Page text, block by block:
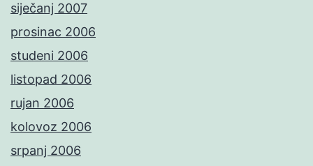
siječanj 2007
prosinac 2006
studeni 2006
listopad 2006
rujan 2006
kolovoz 2006
srpanj 2006